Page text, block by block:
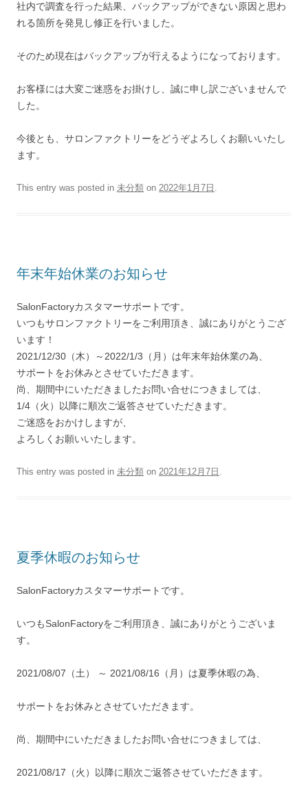
社内で調査を行った結果、バックアップができない原因と思わ
れる箇所を発見し修正を行いました。
そのため現在はバックアップが行えるようになっております。
お客様には大変ご迷惑をお掛けし、誠に申し訳ございませんで
した。
今後とも、サロンファクトリーをどうぞよろしくお願いいたし
ます。
This entry was posted in 未分類 on 2022年1月7日 .
年末年始休業のお知らせ
SalonFactoryカスタマーサポートです。
いつもサロンファクトリーをご利用頂き、誠にありがとうござ
います！
2021/12/30（木）～2022/1/3（月）は年末年始休業の為、
サポートをお休みとさせていただきます。
尚、期間中にいただきましたお問い合せにつきましては、
1/4（火）以降に順次ご返答させていただきます。
ご迷惑をおかけしますが、
よろしくお願いいたします。
This entry was posted in 未分類 on 2021年12月7日 .
夏季休暇のお知らせ
SalonFactoryカスタマーサポートです。
いつもSalonFactoryをご利用頂き、誠にありがとうございま
す。
2021/08/07（土） ～ 2021/08/16（月）は夏季休暇の為、
サポートをお休みとさせていただきます。
尚、期間中にいただきましたお問い合せにつきましては、
2021/08/17（火）以降に順次ご返答させていただきます。